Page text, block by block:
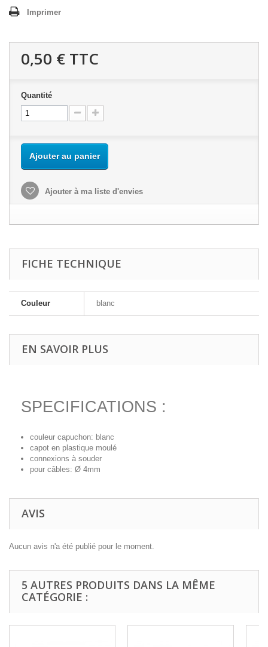
Imprimer
0,50 € TTC
Quantité
Ajouter au panier
Ajouter à ma liste d'envies
FICHE TECHNIQUE
Couleur blanc
EN SAVOIR PLUS
SPECIFICATIONS :
couleur capuchon: blanc
capot en plastique moulé
connexions à souder
pour câbles: Ø 4mm
AVIS
Aucun avis n'a été publié pour le moment.
5 AUTRES PRODUITS DANS LA MÊME
CATÉGORIE :